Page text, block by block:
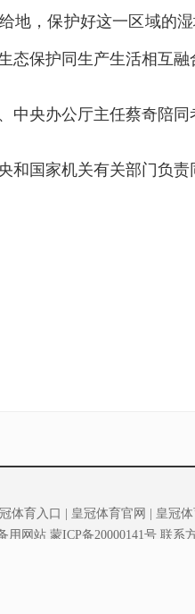
地，保护好这一区域的
态保护同生产生活相互
中央办公厅主任蔡奇陪同
和国家机关有关部门负
体育入口 皇冠体育官网
皇冠
用网站 蒙ICP备20000141号 联系